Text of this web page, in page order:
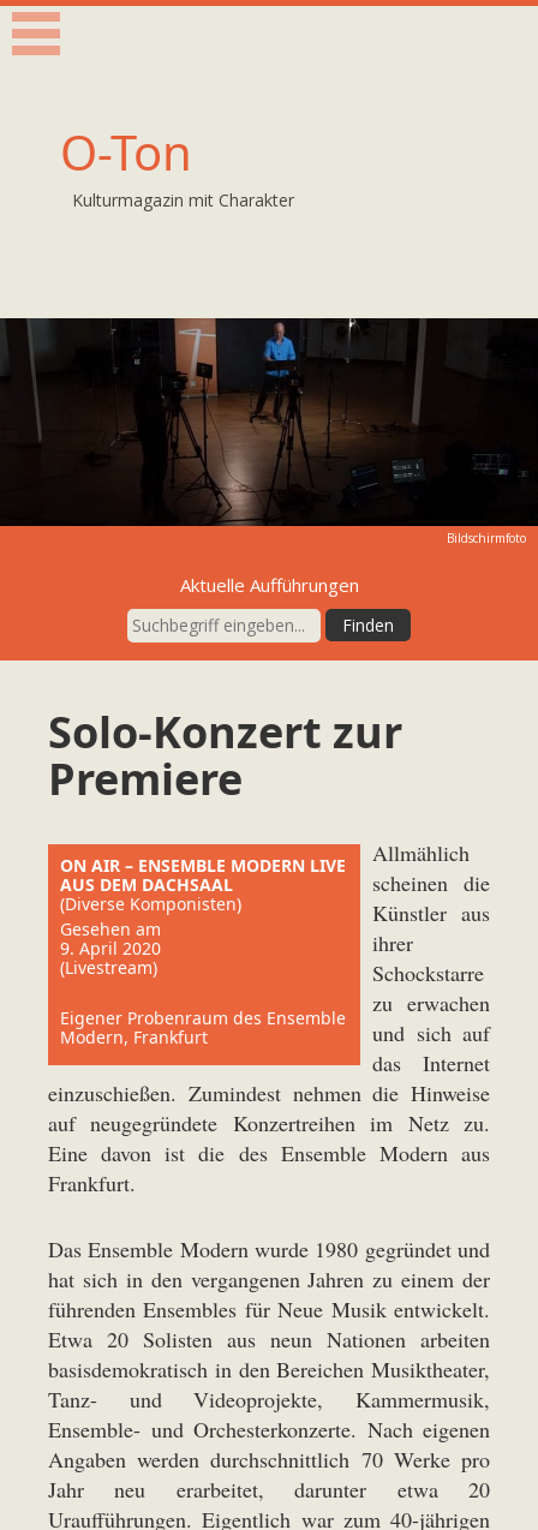
O-Ton
Kulturmagazin mit Charakter
Bildschirmfoto
Aktuelle Aufführungen
Solo-Konzert zur
Premiere
ON AIR – ENSEMBLE MODERN LIVE
AUS DEM DACHSAAL
(Diverse Komponisten)
Gesehen am
9. April 2020
(Livestream)
Eigener Probenraum des Ensemble
Modern, Frankfurt
Allmählich
scheinen die
Künstler aus
ihrer
Schockstarre
zu erwachen
und sich auf
das Internet
einzuschießen. Zumindest nehmen die Hinweise
auf neugegründete Konzertreihen im Netz zu.
Eine davon ist die des Ensemble Modern aus
Frankfurt.
Das Ensemble Modern wurde 1980 gegründet und
hat sich in den vergangenen Jahren zu einem der
führenden Ensembles für Neue Musik entwickelt.
Etwa 20 Solisten aus neun Nationen arbeiten
basisdemokratisch in den Bereichen Musiktheater,
Tanz- und Videoprojekte, Kammermusik,
Ensemble- und Orchesterkonzerte. Nach eigenen
Angaben werden durchschnittlich 70 Werke pro
Jahr neu erarbeitet, darunter etwa 20
Uraufführungen. Eigentlich war zum 40-jährigen